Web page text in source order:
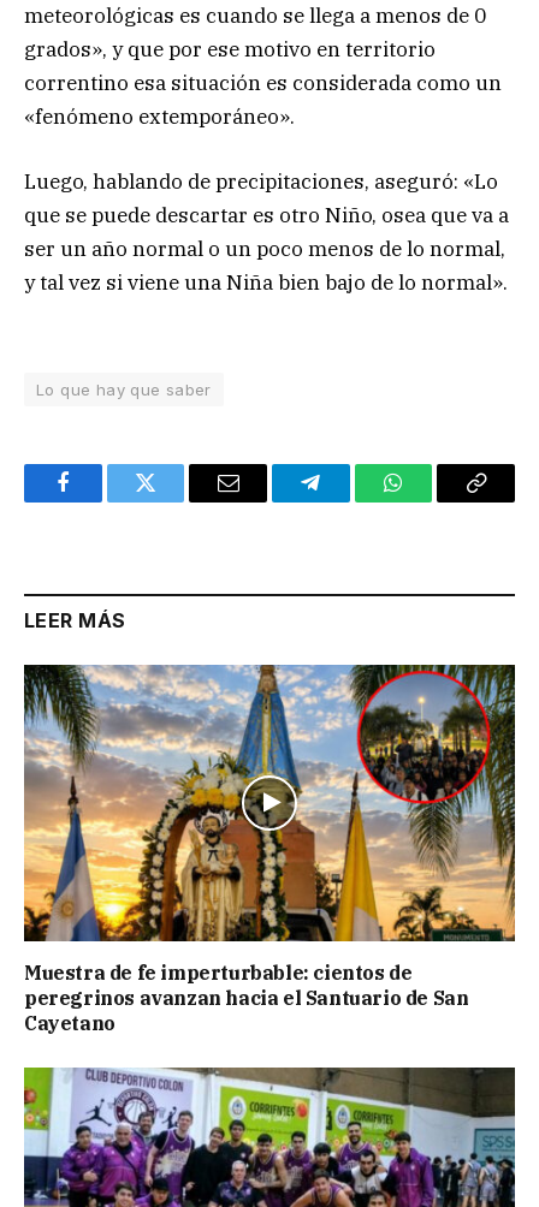
meteorológicas es cuando se llega a menos de 0
grados», y que por ese motivo en territorio
correntino esa situación es considerada como un
«fenómeno extemporáneo».
Luego, hablando de precipitaciones, aseguró: «Lo
que se puede descartar es otro Niño, osea que va a
ser un año normal o un poco menos de lo normal,
y tal vez si viene una Niña bien bajo de lo normal».
Lo que hay que saber
FacebookTwitter Email TelegramWhatsAppCopy
LEER MÁS
Muestra de fe imperturbable: cientos de
peregrinos avanzan hacia el Santuario de San
Cayetano